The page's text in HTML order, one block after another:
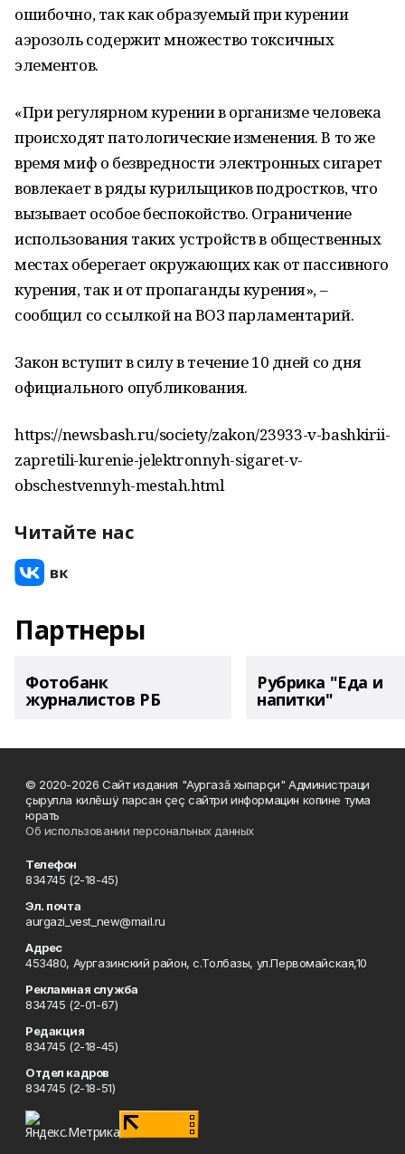
ошибочно, так как образуемый при курении
аэрозоль содержит множество токсичных
элементов.
«При регулярном курении в организме человека
происходят патологические изменения. В то же
время миф о безвредности электронных сигарет
вовлекает в ряды курильщиков подростков, что
вызывает особое беспокойство. Ограничение
использования таких устройств в общественных
местах оберегает окружающих как от пассивного
курения, так и от пропаганды курения», –
сообщил со ссылкой на ВОЗ парламентарий.
Закон вступит в силу в течение 10 дней со дня
официального опубликования.
https://newsbash.ru/society/zakon/23933-v-bashkirii-
zapretili-kurenie-jelektronnyh-sigaret-v-
obschestvennyh-mestah.html
Читайте нас
Партнеры
Фотобанк
журналистов РБ
Рубрика "Еда и
напитки"
© 2020-2026 Сайт издания "Аургазă хыпарçи" Администраци
çырулла килĕшÿ парсан çеç сайтри информацин копине тума
юрать
Об использовании персональных данных
Телефон
834745 (2-18-45)
Эл. почта
aurgazi_vest_new@mail.ru
Адрес
453480, Аургазинский район, с.Толбазы, ул.Первомайская,10
Рекламная служба
834745 (2-01-67)
Редакция
834745 (2-18-45)
Отдел кадров
834745 (2-18-51)